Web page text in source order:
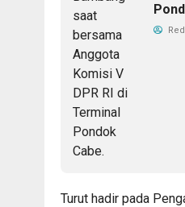
Turut hadir pada